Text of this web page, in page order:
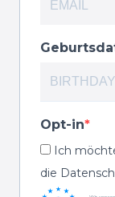
Opt-in
Ich
die